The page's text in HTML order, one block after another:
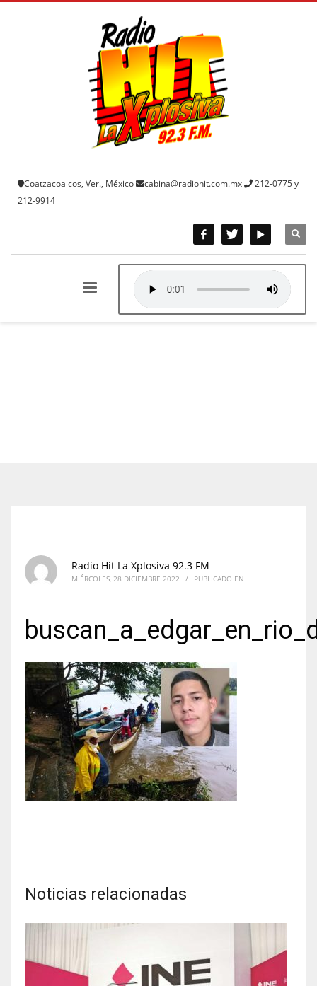
Coatzacoalcos, Ver., México cabina@radiohit.com.mx
212-0775 y
212-9914
Radio Hit La Xplosiva 92.3 FM
MIÉRCOLES, 28 DICIEMBRE 2022 / PUBLICADO EN
Noticias relacionadas